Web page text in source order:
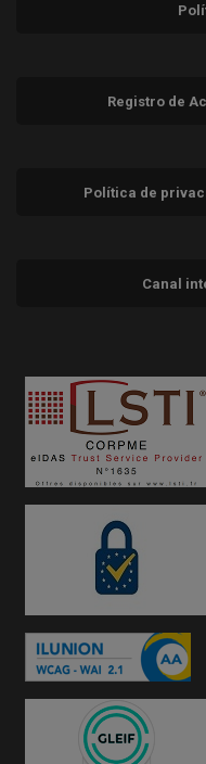
Registro de
Política de
Canal